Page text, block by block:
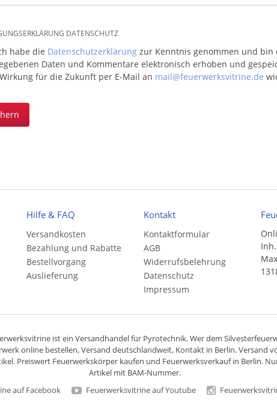
DATENSCHUTZ
habe die Datenschutzerklärungzur Kenntnis genommen und bin
Daten und Kommentare elektronisch erhoben und
für die Zukunft per E-Mail an mail@feuerwerksvitrine.de
Hilfe & FAQ
Versandkosten
Bezahlung und Rabatte
Bestellvorgang
Auslieferung
Kontakt
Kontaktformular
AGB
Widerrufsbelehrung
Datenschutz
Impressum
ist ein Versandhandelfür Pyrotechnik. Wer dem
online bestellen,Versand deutschlandweit, Kontakt in Berlin. Versand
Preiswert Feuerwerkskörperkaufen und Feuerwerksverkauf in Berlin.
Artikel mit BAM-Nummer.
auf Facebook
Feuerwerksvitrine auf Youtube